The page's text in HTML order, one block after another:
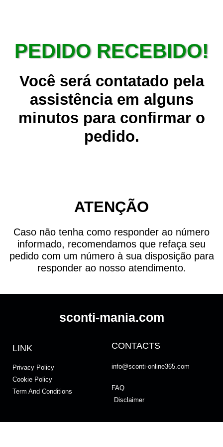
PEDIDO RECEBIDO!
Você será contatado pela
assistência em alguns
minutos para confirmar o
pedido.
ATENÇÃO
Caso não tenha como responder ao número
informado, recomendamos que refaça seu
pedido com um número à sua disposição para
responder ao nosso atendimento.
sconti-mania.com
LINK
Privacy Policy
Cookie Policy
Term And Conditions
CONTACTS
info@sconti-online365.com
FAQ
Disclaimer